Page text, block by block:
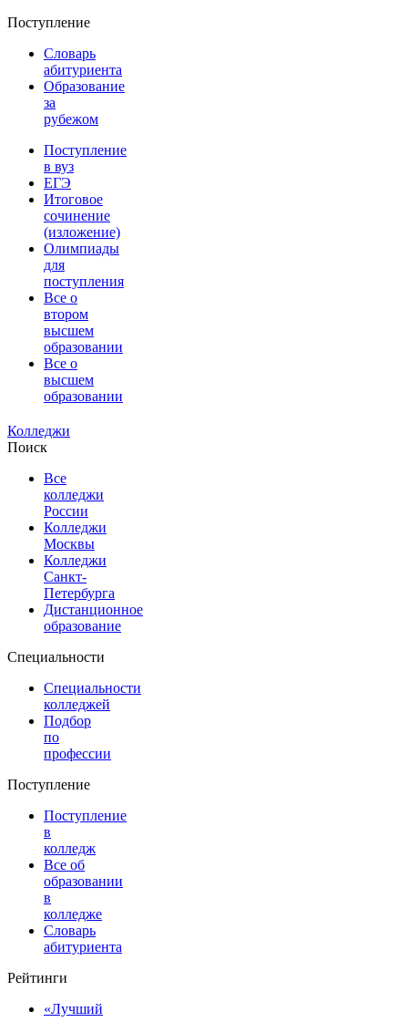
Поступление
Словарь
абитуриента
Образование
за
рубежом
Поступление
в вуз
ЕГЭ
Итоговое
сочинение
(изложение)
Олимпиады
для
поступления
Все о
втором
высшем
образовании
Все о
высшем
образовании
Колледжи
Поиск
Все
колледжи
России
Колледжи
Москвы
Колледжи
Санкт-
Петербурга
Дистанционное
образование
Специальности
Специальности
колледжей
Подбор
по
профессии
Поступление
Поступление
в
колледж
Все об
образовании
в
колледже
Словарь
абитуриента
Рейтинги
«Лучший